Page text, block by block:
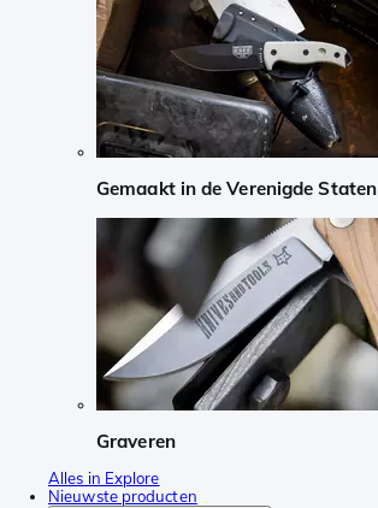
Gemaakt in de Verenigde Staten
Graveren
Alles in Explore
Nieuwste producten